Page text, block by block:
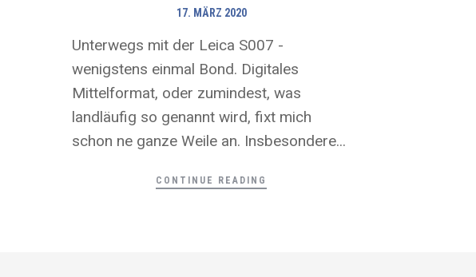
17. MÄRZ 2020
Unterwegs mit der Leica S007 -
wenigstens einmal Bond. Digitales
Mittelformat, oder zumindest, was
landläufig so genannt wird, fixt mich
schon ne ganze Weile an. Insbesondere...
CONTINUE READING